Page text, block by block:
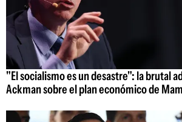
"El socialismo es un desastre": la brutal
Ackman sobre el plan económico de